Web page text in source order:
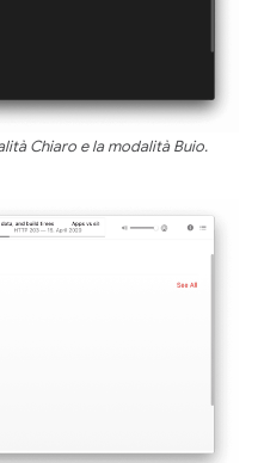
Chiaro e la modalità Buio.